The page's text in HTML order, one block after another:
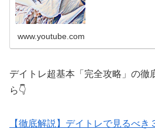
www.youtube.com
デイトレ超基本「完全攻略」の徹
ら👇
【徹底解説】デイトレで見るべき